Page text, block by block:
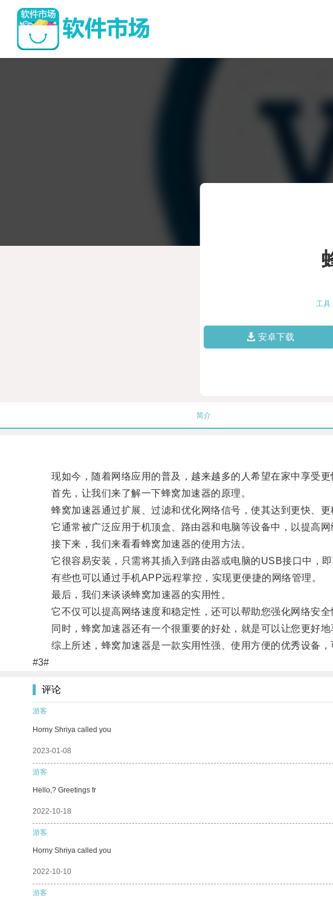
工具
安卓下载
简介
现如今，随着网络应用的普及，越来越多的人希望在家中享受更
首先，让我们来了解一下蜂窝加速器的原理。
蜂窝加速器通过扩展、过滤和优化网络信号，使其达到更快、更
它通常被广泛应用于机顶盒、路由器和电脑等设备中，以提高网
接下来，我们来看看蜂窝加速器的使用方法。
它很容易安装，只需将其插入到路由器或电脑的USB接口中，即
有些也可以通过手机APP远程掌控，实现更便捷的网络管理。
最后，我们来谈谈蜂窝加速器的实用性。
它不仅可以提高网络速度和稳定性，还可以帮助您强化网络安全
同时，蜂窝加速器还有一个很重要的好处，就是可以让您更好地
综上所述，蜂窝加速器是一款实用性强、使用方便的优秀设备，
#3#
评论
游客
Horny Shriya called you
2023-01-08
游客
Hello,? Greetings fr
2022-10-18
游客
Horny Shriya called you
2022-10-10
游客